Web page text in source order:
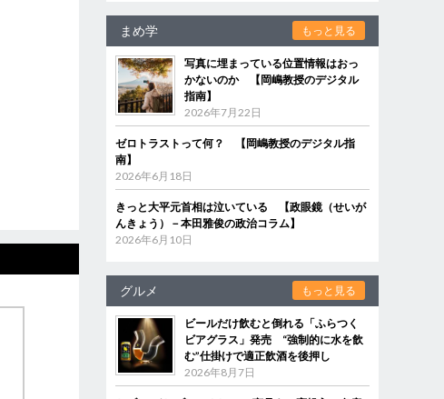
まめ学 もっと見る
写真に埋まっている位置情報はおっ
かないのか 【岡嶋教授のデジタル
指南】
2026年7月22日
ゼロトラストって何？ 【岡嶋教授のデジタル指
南】
2026年6月18日
きっと大平元首相は泣いている 【政眼鏡（せいが
んきょう）－本田雅俊の政治コラム】
2026年6月10日
グルメ もっと見る
ビールだけ飲むと倒れる「ふらつく
ビアグラス」発売 “強制的に水を飲
む”仕掛けで適正飲酒を後押し
2026年8月7日